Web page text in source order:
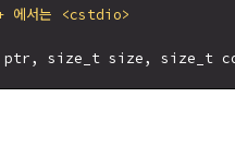
서는 <cstdio>
ptr, size_t size, size_t